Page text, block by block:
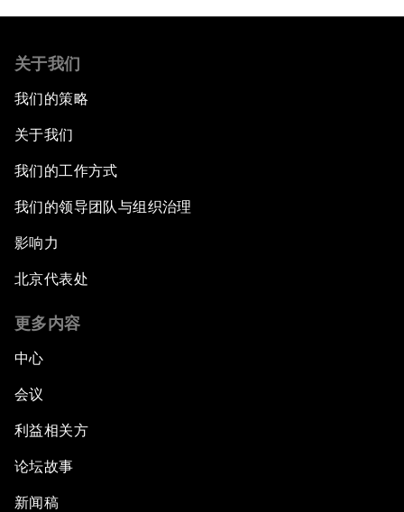
关于我们
我们的策略
关于我们
我们的工作方式
我们的领导团队与组织治理
影响力
北京代表处
更多内容
中心
会议
利益相关方
论坛故事
新闻稿